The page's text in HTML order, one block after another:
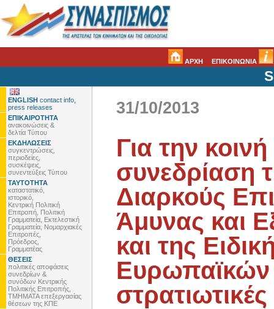
ΑΡΧΗ ΕΠΙΚΟΙΝΩΝΙΑ
ENGLISH contact info,
press releases
ΕΠΙΚΑΙΡΟΤΗΤΑ
ανακοινώσεις &
δελτία Τύπου
ΕΚΔΗΛΩΣΕΙΣ
συγκεντρώσεις,
περιοδείες,
συσκέψεις,
συνεντεύξεις Τύπου
ΤΑΥΤΟΤΗΤΑ
καταστατικό,
ιστορικό,
Κεντρική Πολιτική
Επιτροπή, Πολιτική
Γραμματεία, Εκτελεστική
Γραμματεία, Νομαρχιακές
Επιτροπές,
Πρόεδρος,
Γραμματέας
ΘΕΣΕΙΣ
πολιτικές αποφάσεις
συνεδρίων &
συνόδων Κεντρικής
Πολιτικής Επιτροπής,
ΤΜΗΜΑΤΑ επεξεργασίας
θέσεων της ΚΠΕ
31/10/2013
Για την κοινή
συνεδρίαση
Διαρκούς
Άμυνας και
και της
Ευρωπαϊκών